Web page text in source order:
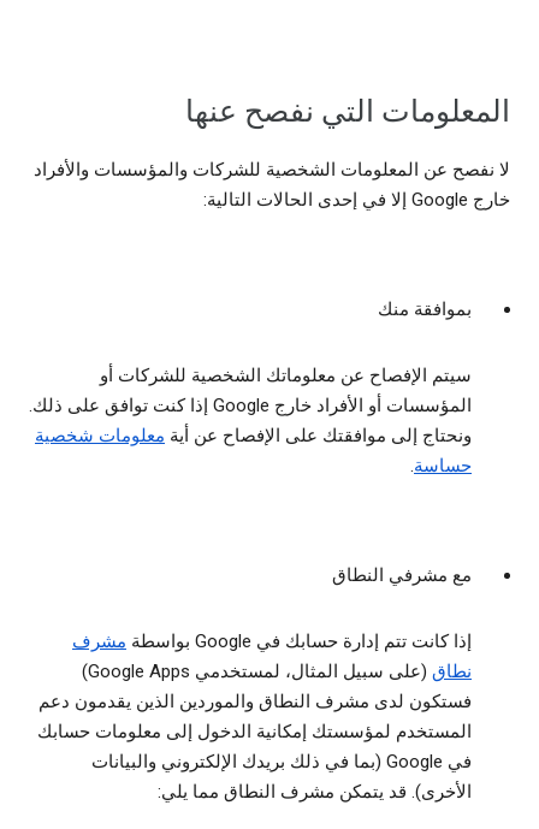
المعلومات التي نفصح عنها
لا نفصح عن المعلومات الشخصية للشركات والمؤسسات والأفراد
خارج Google إلا في إحدى الحالات التالية:
بموافقة منك
سيتم الإفصاح عن معلوماتك الشخصية للشركات أو
المؤسسات أو الأفراد خارج Google إذا كنت توافق على ذلك.
ونحتاج إلى موافقتك على الإفصاح عن أية معلومات شخصية
حساسة.
مع مشرفي النطاق
إذا كانت تتم إدارة حسابك في Google بواسطة
مشرف
نطاق
(على سبيل المثال، لمستخدمي Google Apps)
فستكون لدى مشرف النطاق والموردين الذين يقدمون دعم
المستخدم لمؤسستك إمكانية الدخول إلى معلومات حسابك
في Google (بما في ذلك بريدك الإلكتروني والبيانات
الأخرى). قد يتمكن مشرف النطاق مما يلي: